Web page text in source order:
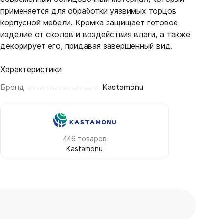
применяется для обработки уязвимых торцов
корпусной мебели. Кромка защищает готовое
изделие от сколов и воздействия влаги, а также
декорирует его, придавая завершенный вид.
Характеристики
Бренд
Kastamonu
446 товаров
Kastamonu